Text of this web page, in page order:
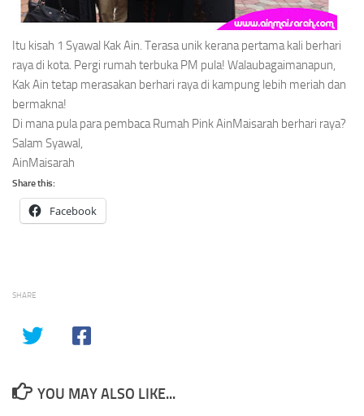
Itu kisah 1 Syawal Kak Ain. Terasa unik kerana pertama kali berhari
raya di kota. Pergi rumah terbuka PM pula! Walaubagaimanapun,
Kak Ain tetap merasakan berhari raya di kampung lebih meriah dan
bermakna!
Di mana pula para pembaca Rumah Pink AinMaisarah berhari raya?
Salam Syawal,
AinMaisarah
Share this:
Facebook
SHARE
YOU MAY ALSO LIKE...